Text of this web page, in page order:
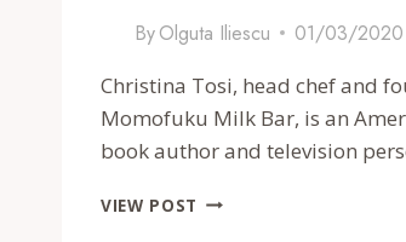
ByOlguta Iliescu
01/03/2020
Christina Tosi, head chef and
Momofuku Milk Bar, is an
book author and television
VIEW POST CHRISTINA